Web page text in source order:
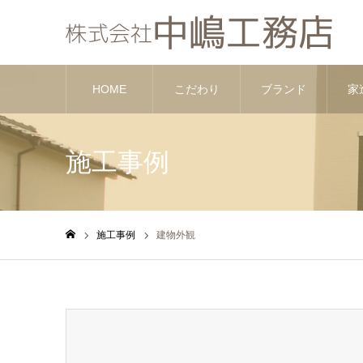
HOME こだわり ブランド 家
施工事例
施工事例 建物外観